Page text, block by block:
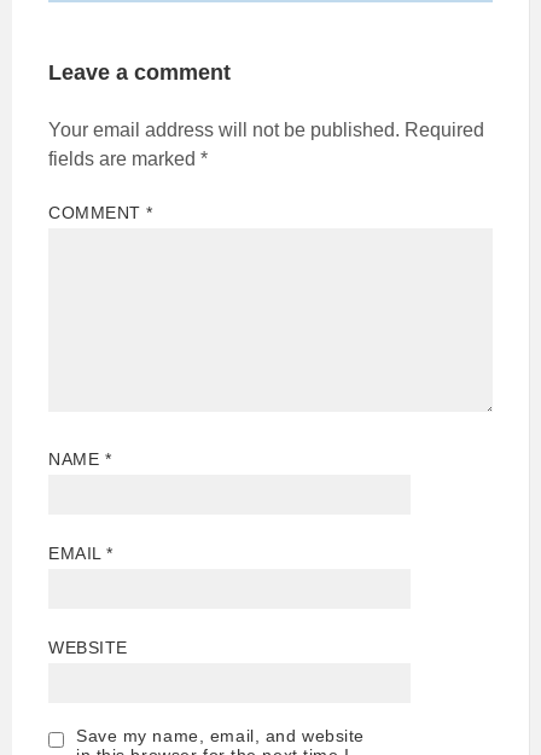
Leave a comment
Your email address will not be published. Required
fields are marked *
COMMENT*
NAME *
EMAIL*
WEBSITE
Save my name, email, and website